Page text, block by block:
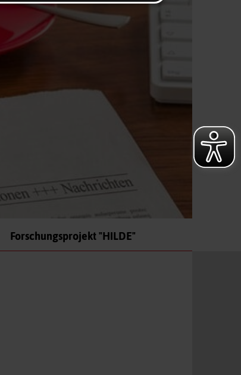
Forschungsprojekt "HILDE"